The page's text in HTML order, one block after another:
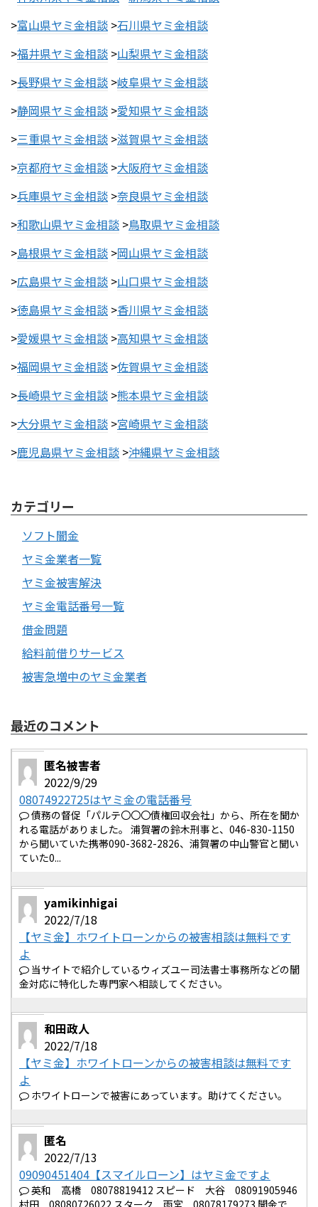
>富山県ヤミ金相談 >石川県ヤミ金相談
>福井県ヤミ金相談 >山梨県ヤミ金相談
>長野県ヤミ金相談 >岐阜県ヤミ金相談
>静岡県ヤミ金相談 >愛知県ヤミ金相談
>三重県ヤミ金相談 >滋賀県ヤミ金相談
>京都府ヤミ金相談 >大阪府ヤミ金相談
>兵庫県ヤミ金相談 >奈良県ヤミ金相談
>和歌山県ヤミ金相談 >鳥取県ヤミ金相談
>島根県ヤミ金相談 >岡山県ヤミ金相談
>広島県ヤミ金相談 >山口県ヤミ金相談
>徳島県ヤミ金相談 >香川県ヤミ金相談
>愛媛県ヤミ金相談 >高知県ヤミ金相談
>福岡県ヤミ金相談 >佐賀県ヤミ金相談
>長崎県ヤミ金相談 >熊本県ヤミ金相談
>大分県ヤミ金相談 >宮崎県ヤミ金相談
>鹿児島県ヤミ金相談 >沖縄県ヤミ金相談
カテゴリー
ソフト闇金
ヤミ金業者一覧
ヤミ金被害解決
ヤミ金電話番号一覧
借金問題
給料前借りサービス
被害急増中のヤミ金業者
最近のコメント
匿名被害者
2022/9/29
08074922725はヤミ金の電話番号
債務の督促「パルテ〇〇〇債権回収会社」から、所在を聞か
れる電話がありました。 浦賀署の鈴木刑事と、046-830-1150
から聞いていた携帯090-3682-2826、浦賀署の中山警官と聞い
ていた0...
yamikinhigai
2022/7/18
【ヤミ金】ホワイトローンからの被害相談は無料です
よ
当サイトで紹介しているウィズユー司法書士事務所などの闇
金対応に特化した専門家へ相談してください。
和田政人
2022/7/18
【ヤミ金】ホワイトローンからの被害相談は無料です
よ
ホワイトローンで被害にあっています。助けてください。
匿名
2022/7/13
09090451404【スマイルローン】はヤミ金ですよ
英和 高橋 08078819412 スピード 大谷 08091905946
村田 08080726022 スターク 雨宮 08078179273 闇金で